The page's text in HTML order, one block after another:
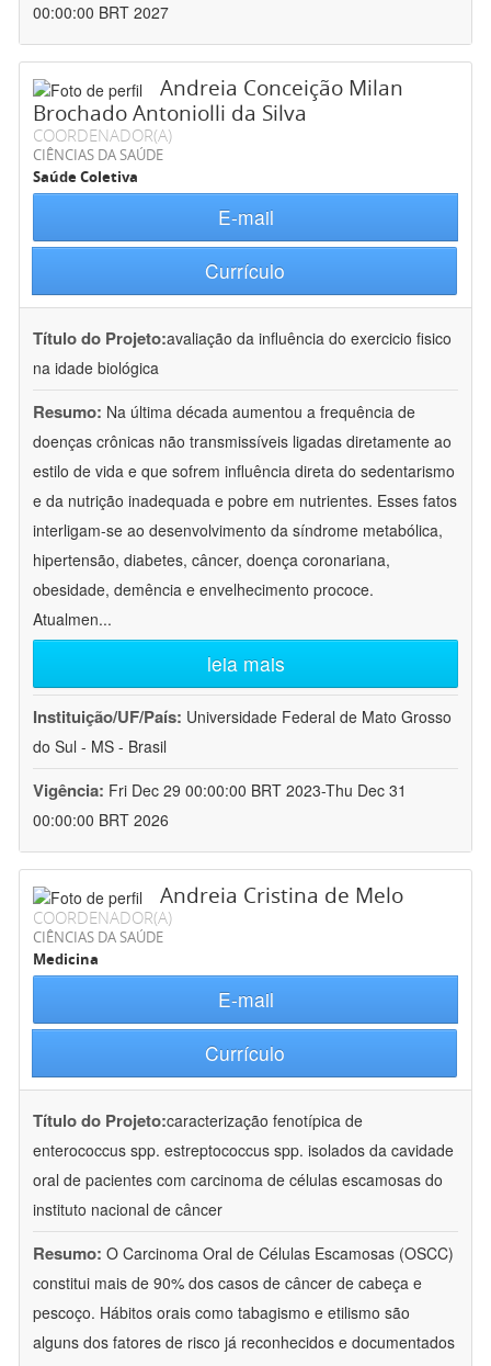
00:00:00 BRT 2027
Andreia Conceição Milan
Brochado Antoniolli da Silva
COORDENADOR(A)
CIÊNCIAS DA SAÚDE
Saúde Coletiva
E-mail
Currículo
Título do Projeto:avaliação da influência do exercicio fisico
na idade biológica
Resumo: Na última década aumentou a frequência de
doenças crônicas não transmissíveis ligadas diretamente ao
estilo de vida e que sofrem influência direta do sedentarismo
e da nutrição inadequada e pobre em nutrientes. Esses fatos
interligam-se ao desenvolvimento da síndrome metabólica,
hipertensão, diabetes, câncer, doença coronariana,
obesidade, demência e envelhecimento prococe.
Atualmen...
leia mais
Instituição/UF/País: Universidade Federal de Mato Grosso
do Sul - MS - Brasil
Vigência: Fri Dec 29 00:00:00 BRT 2023-Thu Dec 31
00:00:00 BRT 2026
Andreia Cristina de Melo
COORDENADOR(A)
CIÊNCIAS DA SAÚDE
Medicina
E-mail
Currículo
Título do Projeto:caracterização fenotípica de
enterococcus spp. estreptococcus spp. isolados da cavidade
oral de pacientes com carcinoma de células escamosas do
instituto nacional de câncer
Resumo: O Carcinoma Oral de Células Escamosas (OSCC)
constitui mais de 90% dos casos de câncer de cabeça e
pescoço. Hábitos orais como tabagismo e etilismo são
alguns dos fatores de risco já reconhecidos e documentados